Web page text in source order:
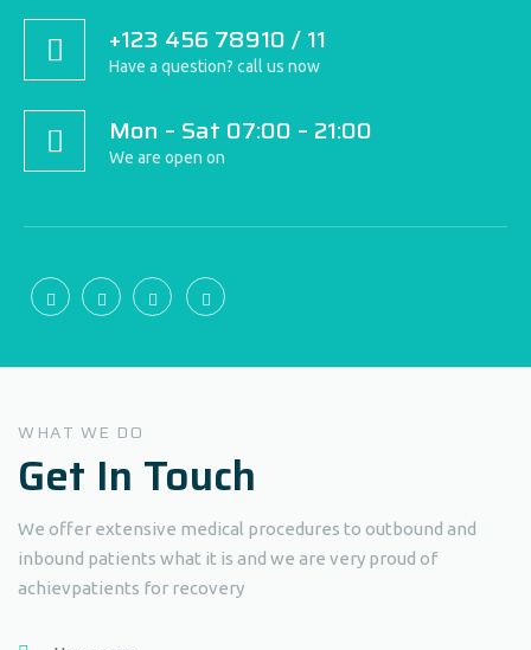
+123 456 78910 / 11
Have a question? call us now
Mon – Sat 07:00 – 21:00
We are open on
WHAT WE DO
Get In Touch
We offer extensive medical procedures to outbound and
inbound patients what it is and we are very proud of
achievpatients for recovery